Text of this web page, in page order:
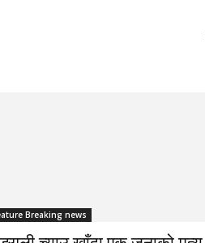
Breaking news